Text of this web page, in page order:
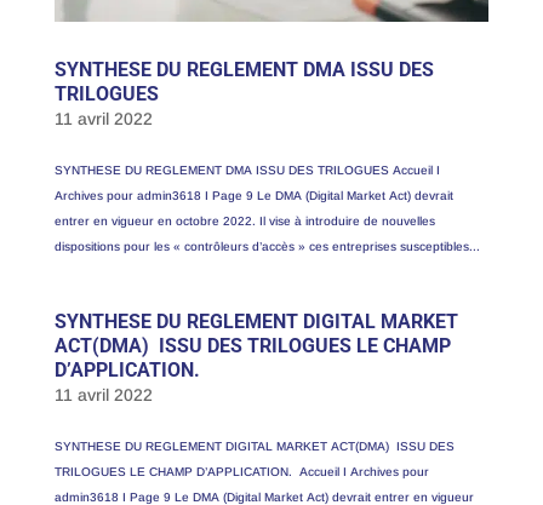
SYNTHESE DU REGLEMENT DMA ISSU DES
TRILOGUES
11 avril 2022
SYNTHESE DU REGLEMENT DMA ISSU DES TRILOGUES Accueil I
Archives pour admin3618 I Page 9 Le DMA (Digital Market Act) devrait
entrer en vigueur en octobre 2022. Il vise à introduire de nouvelles
dispositions pour les « contrôleurs d’accès » ces entreprises susceptibles...
SYNTHESE DU REGLEMENT DIGITAL MARKET
ACT(DMA) ISSU DES TRILOGUES LE CHAMP
D’APPLICATION.
11 avril 2022
SYNTHESE DU REGLEMENT DIGITAL MARKET ACT(DMA) ISSU DES
TRILOGUES LE CHAMP D’APPLICATION. Accueil I Archives pour
admin3618 I Page 9 Le DMA (Digital Market Act) devrait entrer en vigueur